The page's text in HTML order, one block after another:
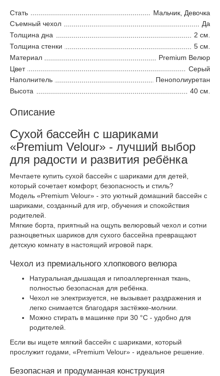
Стать
Мальчик, Девочка
Съемный чехол
Да
Толщина дна
2 см.
Толщина стенки
5 см.
Материал
Premium Велюр
Цвет
Серый
Наполнитель
Пенополиуретан
Высота
40 см.
Описание
Сухой бассейн с шариками
«Premium Velour» - лучший выбор
для радости и развития ребёнка
Мечтаете купить сухой бассейн с шариками для детей,
который сочетает комфорт, безопасность и стиль?
Модель «Premium Velour» - это уютный домашний бассейн с
шариками, созданный для игр, обучения и спокойствия
родителей.
Мягкие борта, приятный на ощупь велюровый чехол и сотни
разноцветных шариков для сухого бассейна превращают
детскую комнату в настоящий игровой парк.
Чехол из премиального хлопкового велюра
Натуральная,дышащая и гипоаллергенная ткань,
полностью безопасная для ребёнка.
Чехол не электризуется, не вызывает раздражения и
легко снимается благодаря застёжке-молнии.
Можно стирать в машинке при 30 °C - удобно для
родителей.
Если вы ищете мягкий бассейн с шариками, который
прослужит годами, «Premium Velour» - идеальное решение.
Безопасная и продуманная конструкция